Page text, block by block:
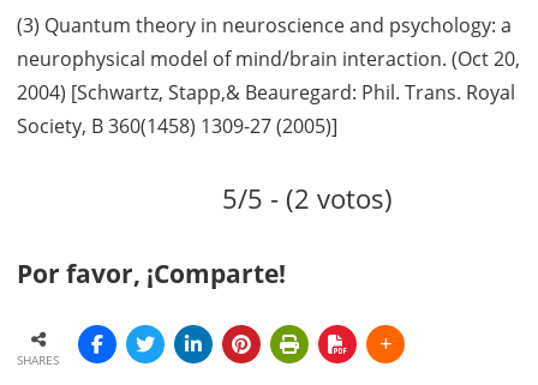
(3) Quantum theory in neuroscience and psychology: a
neurophysical model of mind/brain interaction. (Oct 20,
2004) [Schwartz, Stapp,& Beauregard: Phil. Trans. Royal
Society, B 360(1458) 1309-27 (2005)]
5/5 - (2 votos)
Por favor, ¡Comparte!
SHARES